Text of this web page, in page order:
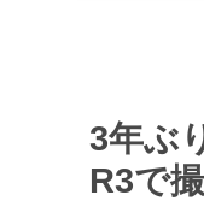
3年ぶ
R3で